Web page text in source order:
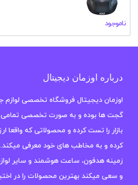
ناموجود
درباره اوزمان دیجیتال
اوزمان دیجیتال فروشگاه تخصصی لوازم
گجت ها بوده و به صورت تخصصی تمامی
بازار را تست کرده و محصولاتی که واقعا
کرده و به مخاطب های خود معرفی میکند.
زمینه هدفون، ساعت هوشمند و سایر
و سعی میکند بهترین محصولات را در